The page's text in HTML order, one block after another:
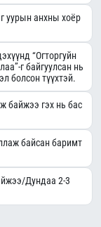
уурын анхны хоёр
“Огторгуйн
г байгуулсан нь
болсон түүхтэй.
байжээ гэх нь бас
байсан баримт
Дундаа 2-3